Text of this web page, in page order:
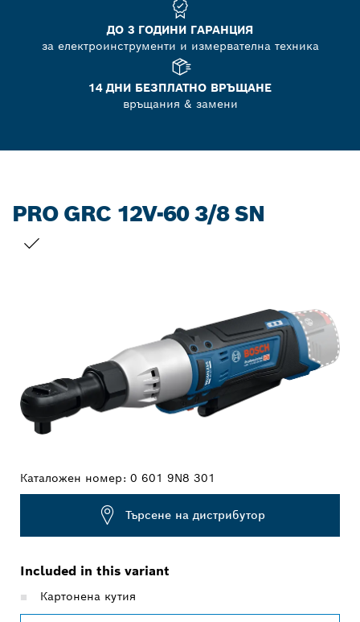
ДО 3 ГОДИНИ ГАРАНЦИЯ
за електроинструменти и измервателна техника
14 ДНИ БЕЗПЛАТНО ВРЪЩАНЕ
връщания & замени
PRO GRC 12V-60 3/8 SN
Каталожен номер: 0 601 9N8 301
Търсене на дистрибутор
Included in this variant
Картонена кутия